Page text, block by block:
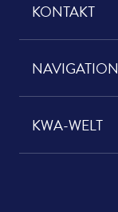
KONTAKT
NAVIGATION
KWA-WELT